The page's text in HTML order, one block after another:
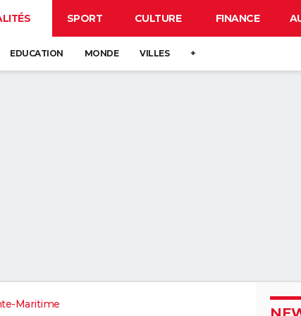
SPORT CULTURE FINANCE
EDUCATION MONDE VILLES +
Maritime